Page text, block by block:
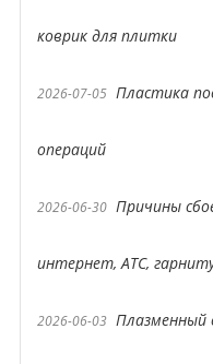
коврик для плитки
2026-07-05 Пластика
операций
2026-06-30 Причины
интернет, АТС,
2026-06-03 Плазменный